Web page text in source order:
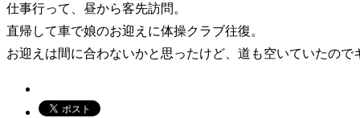
仕事行って、昼から客先訪問。
直帰して車で娘のお迎えに体操クラブ往復。
お迎えは間に合わないかと思ったけど、道も空いていたので